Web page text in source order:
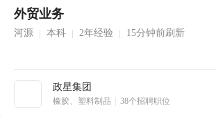
外贸业务
河源 本科 2年经验 15分钟前刷新
政星集团
橡胶、塑料制品 38个招聘职位
立即沟通